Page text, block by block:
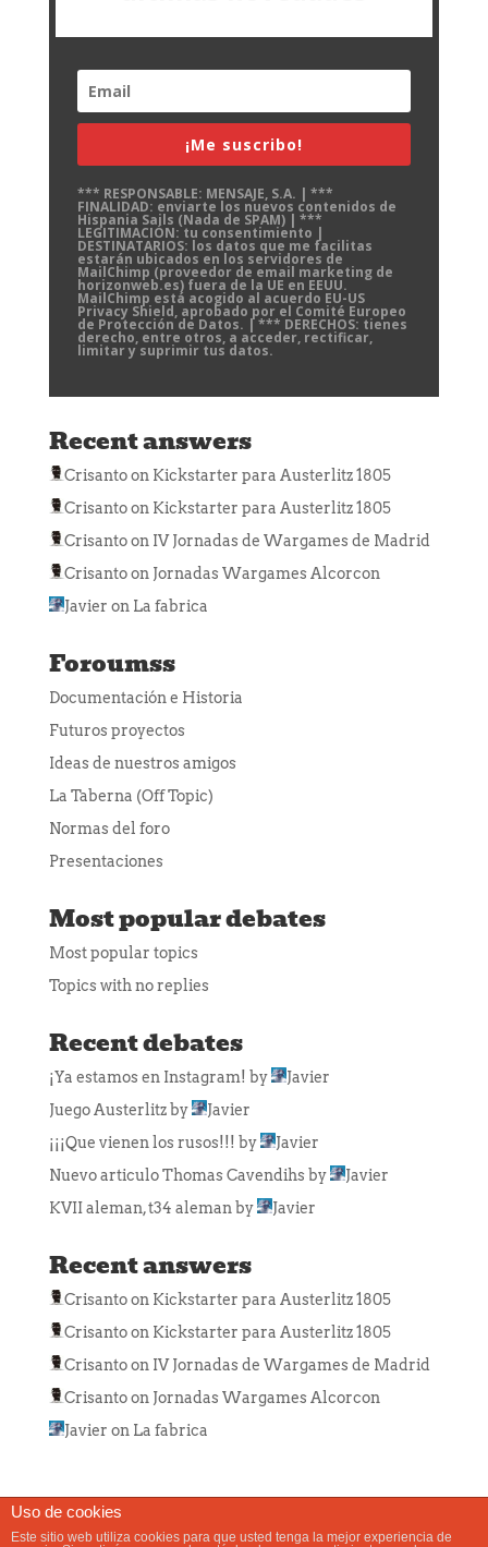
¡Me suscribo!
*** RESPONSABLE: MENSAJE, S.A. | ***
FINALIDAD: enviarte los nuevos contenidos de
Hispania Sails (Nada de SPAM) | ***
LEGITIMACIÓN: tu consentimiento |
DESTINATARIOS: los datos que me facilitas
estarán ubicados en los servidores de
MailChimp (proveedor de email marketing de
horizonweb.es) fuera de la UE en EEUU.
MailChimp está acogido al acuerdo EU-US
Privacy Shield, aprobado por el Comité Europeo
de Protección de Datos. | *** DERECHOS: tienes
derecho, entre otros, a acceder, rectificar,
limitar y suprimir tus datos.
Recent answers
Crisantoon Kickstarter para Austerlitz 1805
Crisantoon Kickstarter para Austerlitz 1805
Crisantoon IV Jornadas de Wargames de Madrid
Crisantoon Jornadas Wargames Alcorcon
Javier on La fabrica
Foroumss
Documentación e Historia
Futuros proyectos
Ideas de nuestros amigos
La Taberna (Off Topic)
Normas del foro
Presentaciones
Most popular debates
Most popular topics
Topics with no replies
Recent debates
¡Ya estamos en Instagram! by
Javier
Juego Austerlitzby
Javier
¡¡¡Que vienen los rusos!!! by
Javier
Nuevo articulo Thomas Cavendihsby
Javier
KVII aleman, t34 aleman by Javier
Recent answers
Crisantoon Kickstarter para Austerlitz 1805
Crisantoon Kickstarter para Austerlitz 1805
Crisantoon IV Jornadas de Wargames de Madrid
Crisantoon Jornadas Wargames Alcorcon
Javier on La fabrica
Uso de cookies
Este sitio web utiliza cookies para que usted tenga la mejor experiencia de